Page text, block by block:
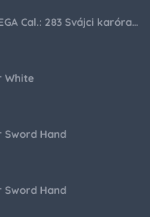
Ritkaság! Acél OMEGA Cal.: 283 Svájci karóra 1953-ból!
White
Sword Hand
Sword Hand